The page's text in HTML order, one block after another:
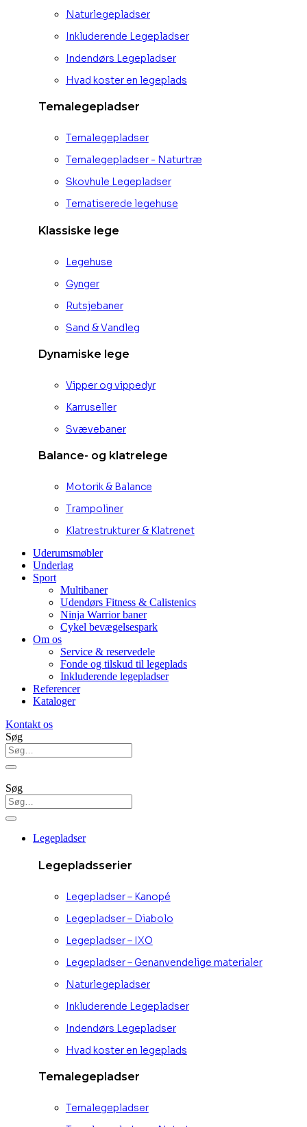
Naturlegepladser
Inkluderende Legepladser
Indendørs Legepladser
Hvad koster en legeplads
Temalegepladser
Temalegepladser
Temalegepladser - Naturtræ
Skovhule Legepladser
Tematiserede legehuse
Klassiske lege
Legehuse
Gynger
Rutsjebaner
Sand & Vandleg
Dynamiske lege
Vipper og vippedyr
Karruseller
Svævebaner
Balance- og klatrelege
Motorik & Balance
Trampoliner
Klatrestrukturer & Klatrenet
Uderumsmøbler
Underlag
Sport
Multibaner
Udendørs Fitness & Calistenics
Ninja Warrior baner
Cykel bevægelsespark
Om os
Service & reservedele
Fonde og tilskud til legeplads
Inkluderende legepladser
Referencer
Kataloger
Kontakt os
Søg
Søg
Legepladser
Legepladsserier
Legepladser – Kanopé
Legepladser – Diabolo
Legepladser – IXO
Legepladser – Genanvendelige materialer
Naturlegepladser
Inkluderende Legepladser
Indendørs Legepladser
Hvad koster en legeplads
Temalegepladser
Temalegepladser